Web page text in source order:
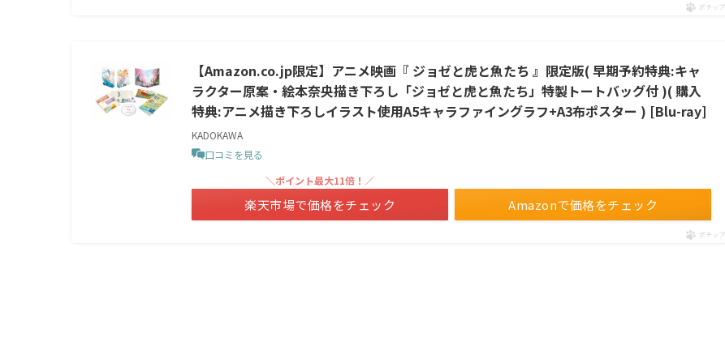
ポチップ
【Amazon.co.jp限定】アニメ映画『 ジョゼと虎と魚たち 』限定版( 早期予約特典:キャ
ラクター原案・絵本奈央描き下ろし「ジョゼと虎と魚たち」特製トートバッグ付 )( 購入
特典:アニメ描き下ろしイラスト使用A5キャラファイングラフ+A3布ポスター ) [Blu-ray]
KADOKAWA
口コミを見る
Amazonで価格をチェック
＼ポイント最大11倍！／
楽天市場で価格をチェック
ポチップ